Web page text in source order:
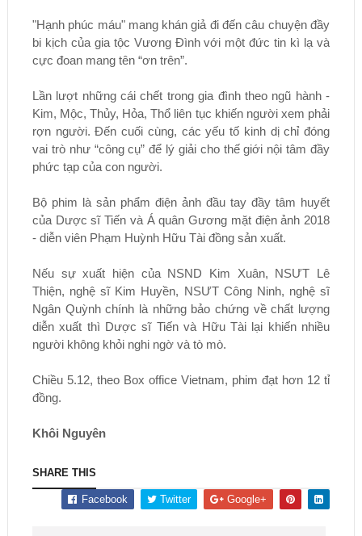
"Hạnh phúc máu" mang khán giả đi đến câu chuyện đầy
bi kịch của gia tộc Vương Đình với một đức tin kì lạ và
cực đoan mang tên “ơn trên”.
Lần lượt những cái chết trong gia đình theo ngũ hành -
Kim, Mộc, Thủy, Hỏa, Thổ liên tục khiến người xem phải
rợn người. Đến cuối cùng, các yếu tố kinh dị chỉ đóng
vai trò như “công cụ” để lý giải cho thế giới nội tâm đầy
phức tạp của con người.
Bộ phim là sản phẩm điện ảnh đầu tay đầy tâm huyết
của Dược sĩ Tiến và Á quân Gương mặt điện ảnh 2018
- diễn viên Phạm Huỳnh Hữu Tài đồng sản xuất.
Nếu sự xuất hiện của NSND Kim Xuân, NSƯT Lê
Thiện, nghệ sĩ Kim Huyền, NSƯT Công Ninh, nghệ sĩ
Ngân Quỳnh chính là những bảo chứng về chất lượng
diễn xuất thì Dược sĩ Tiến và Hữu Tài lại khiến nhiều
người không khỏi nghi ngờ và tò mò.
Chiều 5.12, theo Box office Vietnam, phim đạt hơn 12 tỉ
đồng.
Khôi Nguyên
SHARE THIS
Facebook Twitter Google+